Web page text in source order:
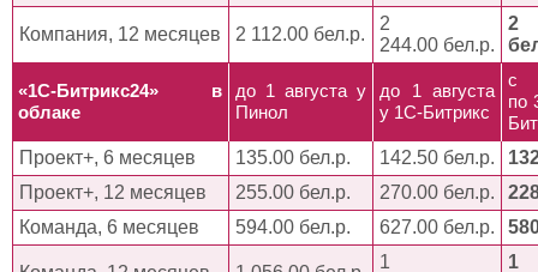
Компания, 12 месяцев 2 112.00 бел.р.
2
244.00 бел.р.
2
«1С-Битрикс24» в
облаке
до 1 августа у
Пинол
до 1 августа
у 1С-Битрикс
с
по
Проект+, 6 месяцев 135.00 бел.р. 142.50 бел.р.
Проект+, 12 месяцев
255.00 бел.р. 270.00 бел.р.
Команда, 6 месяцев
594.00 бел.р. 627.00 бел.р.
1
1